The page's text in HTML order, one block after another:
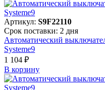
Артикул: S9F22110
Срок поставки: 2 дня
Автоматический
Systeme9
1 104 ₽
В корзинy